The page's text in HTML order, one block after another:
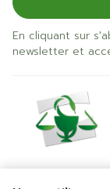
En cliquant sur
newsletter et